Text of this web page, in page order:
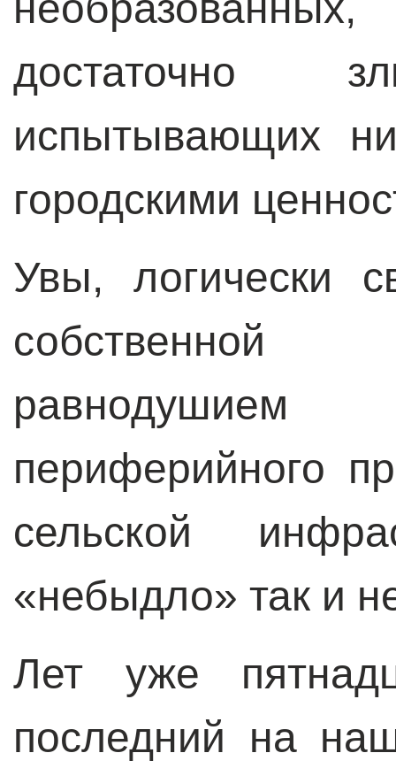
достаточно
испытывающих
городскими
Увы, логически
периферийного
сельской
«небыдло» так и
Лет уже
последний на